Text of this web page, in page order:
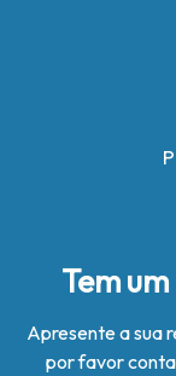
Tem
Apresente a sua
por favor